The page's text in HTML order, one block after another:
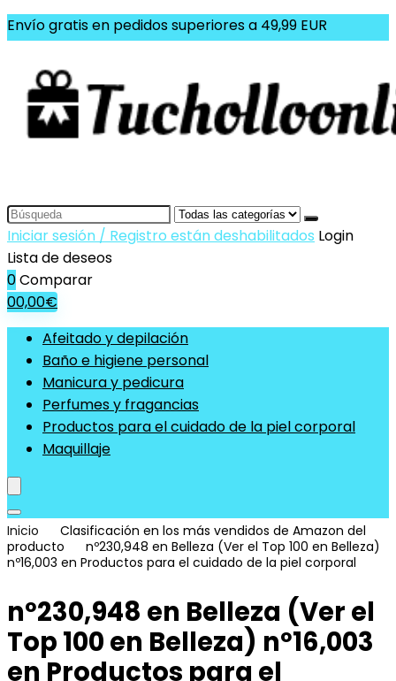
Envío gratis en pedidos superiores a 49,99 EUR
Search
for:
Iniciar sesión / Registro están deshabilitados Login
Lista de deseos
0Comparar
00,00€
Afeitado y depilación
Baño e higiene personal
Manicura y pedicura
Perfumes y fragancias
Productos para el cuidado de la piel corporal
Maquillaje
Inicio
Clasificación en los más vendidos de Amazon del
producto
nº230,948 en Belleza (Ver el Top 100 en Belleza)
nº16,003 en Productos para el cuidado de la piel corporal
nº230,948 en Belleza (Ver el
Top 100 en Belleza) nº16,003
en Productos para el